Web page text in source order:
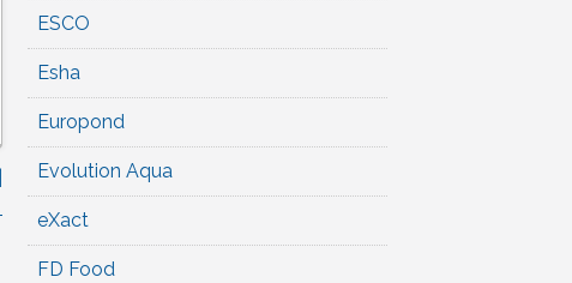
ESCO
Esha
Europond
Evolution Aqua
eXact
FD Food